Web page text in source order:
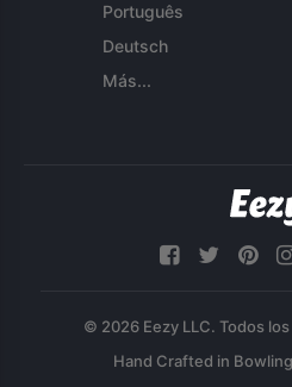
Português
Deutsch
Más...
© 2026 Eezy LLC. Todos